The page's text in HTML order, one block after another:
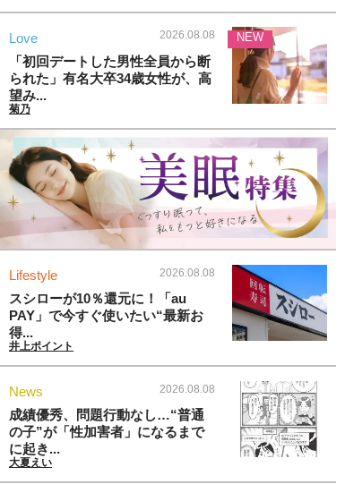
Love 2026.08.08
「初回デートした男性全員から断
られた」有名大卒34歳女性が、高
望み...
菊乃
NEW
Lifestyle 2026.08.08
スシローが10％還元に！「au
PAY」で今すぐ使いたい“最新お
得...
井上ポイント
News 2026.08.08
成績優秀、問題行動なし…“普通
の子”が「性加害者」になるまで
に起き...
大夏えい